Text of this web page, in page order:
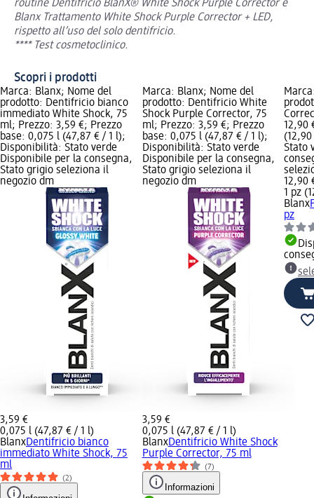
routine Dentifricio BlanX® White Shock Purple Corrector e
Blanx Trattamento White Shock Purple Corrector + LED,
rispetto all’uso del solo dentifricio.
**** Test cosmetoclinico.
Scopri i prodotti
Marca: Blanx; Nome del
prodotto: Dentifricio bianco
immediato White Shock, 75
ml; Prezzo: 3,59 €; Prezzo
base: 0,075 l (47,87 € / 1 l);
Disponibilità: Stato verde
Disponibile per la consegna,
Stato grigio seleziona il
negozio dm
3,59 €
0,075 l (47,87 € / 1 l)
BlanxDentifricio bianco
immediato White Shock, 75
ml
(2)
Marca: Blanx; Nome del
prodotto: Dentifricio White
Shock Purple Corrector, 75
ml; Prezzo: 3,59 €; Prezzo
base: 0,075 l (47,87 € / 1 l);
Disponibilità: Stato verde
Disponibile per la consegna,
Stato grigio seleziona il
negozio dm
3,59 €
0,075 l (47,87 € / 1 l)
BlanxDentifricio White Shock
Purple Corrector, 75 ml
(7)
Informazioni
12,90
Stato
12,90
1 pz
Blanx
pz